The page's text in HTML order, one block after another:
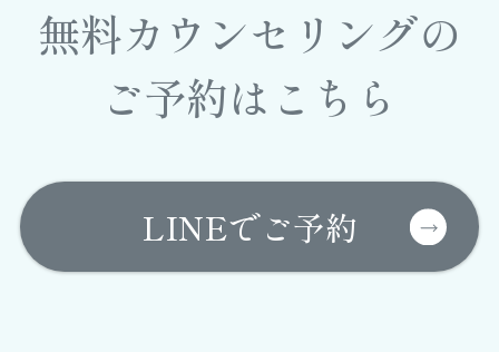
無料カウンセリングの
ご予約はこちら
LINEでご予約